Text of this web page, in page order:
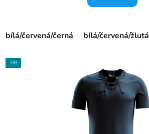
bílá/červená/černá bílá/červená/žlutá
TIP